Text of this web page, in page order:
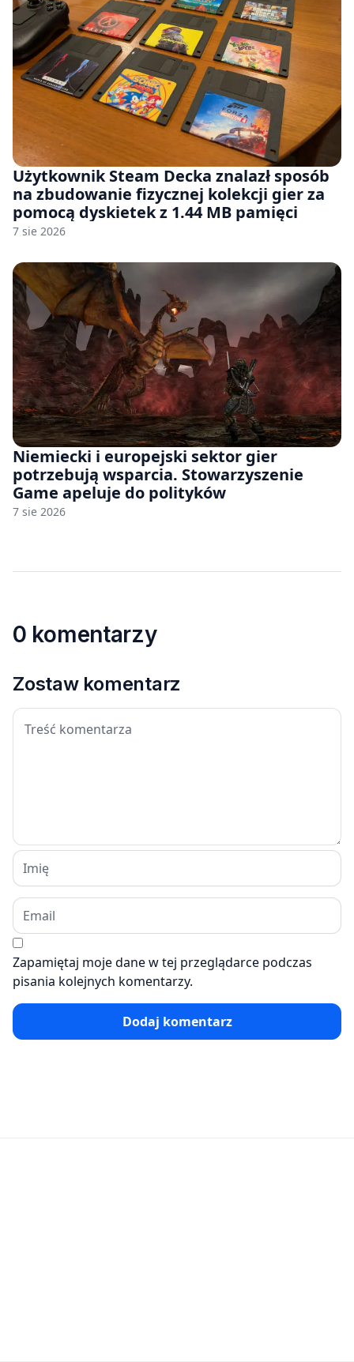
Użytkownik Steam Decka znalazł sposób
na zbudowanie fizycznej kolekcji gier za
pomocą dyskietek z 1.44 MB pamięci
7 sie 2026
Niemiecki i europejski sektor gier
potrzebują wsparcia. Stowarzyszenie
Game apeluje do polityków
7 sie 2026
0 komentarzy
Zostaw komentarz
Zapamiętaj moje dane w tej przeglądarce podczas
pisania kolejnych komentarzy.
Dodaj komentarz